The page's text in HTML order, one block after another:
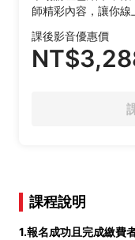
師精彩內容，讓你線
課後影音優惠價
課程說明
1.報名成功且完成繳費